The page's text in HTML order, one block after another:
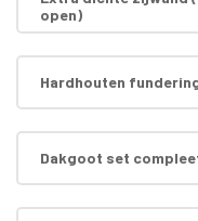
open)
Hardhouten
Dakgoot set